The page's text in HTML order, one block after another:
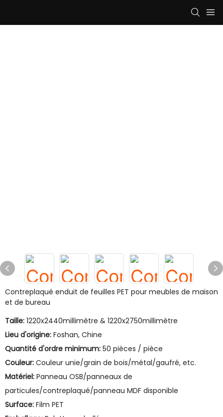
Contreplaqué enduit de feuilles PET pour meubles de maison
et de bureau
Taille: 1220x2440millimètre & 1220x2750millimètre
Lieu d'origine: Foshan, Chine
Quantité d'ordre minimum: 50 pièces / pièce
Couleur: Couleur unie/grain de bois/métal/gaufré, etc.
Matériel: Panneau OSB/panneaux de
particules/contreplaqué/panneau MDF disponible
Surface: Film PET